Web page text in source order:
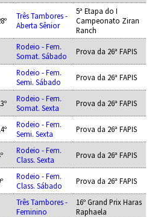
Três Tambores -
Aberta Sênior
5ª Etapa do I
Campeonato Ziran
Ranch
Rodeio - Fem.
Somat. Sábado
Prova da 26ª FAPIS
Rodeio - Fem.
Semi. Sábado
Prova da 26ª FAPIS
Rodeio - Fem.
Somat. Sexta
Prova da 26ª FAPIS
Rodeio - Fem.
Semi. Sexta
Prova da 26ª FAPIS
Rodeio - Fem.
Class. Sexta
Prova da 26ª FAPIS
Rodeio - Fem.
Class. Sábado
Prova da 26ª FAPIS
Três Tambores -
Feminino
16º Grand Prix Haras
Raphaela